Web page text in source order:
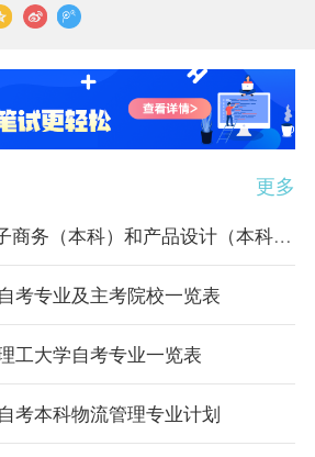
更多
关于河北自考电子商务（本科）和产品设计（本科）专业调整主考学校的公告
考专业及主考院校一览表
工大学自考专业一览表
考本科物流管理专业计划